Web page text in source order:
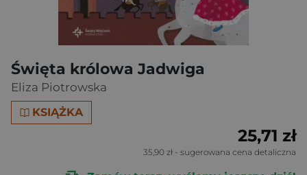
Święta królowa Jadwiga
Eliza Piotrowska
KSIĄŻKA
25,71 zł
35,90 zł - sugerowana cena detaliczna